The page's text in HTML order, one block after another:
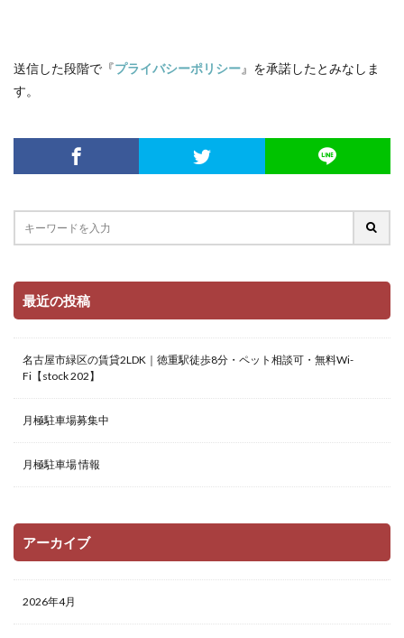
送信した段階で『プライバシーポリシー』を承諾したとみなしま
す。
最近の投稿
名古屋市緑区の賃貸2LDK｜徳重駅徒歩8分・ペット相談可・無料Wi-
Fi【stock 202】
月極駐車場募集中
月極駐車場 情報
アーカイブ
2026年4月